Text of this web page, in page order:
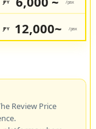
JPY /pax
JPY 12,000~ /pax
Review Price